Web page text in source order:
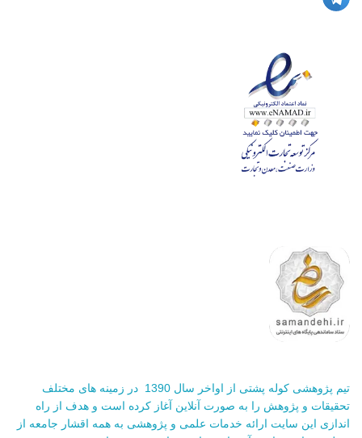
تیم پژوهشی کوله پشتی از اواخر سال 1390 در زمینه های مختلف
تحقیقات و پژوهش را به صورت آنلاین آغاز کرده است و هدف از راه
اندازی این سایت ارائه خدمات علمی و پژوهشی به همه اقشار جامعه از